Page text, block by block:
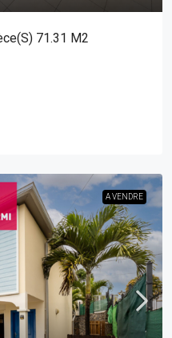
71.31 M2
A VENDRE